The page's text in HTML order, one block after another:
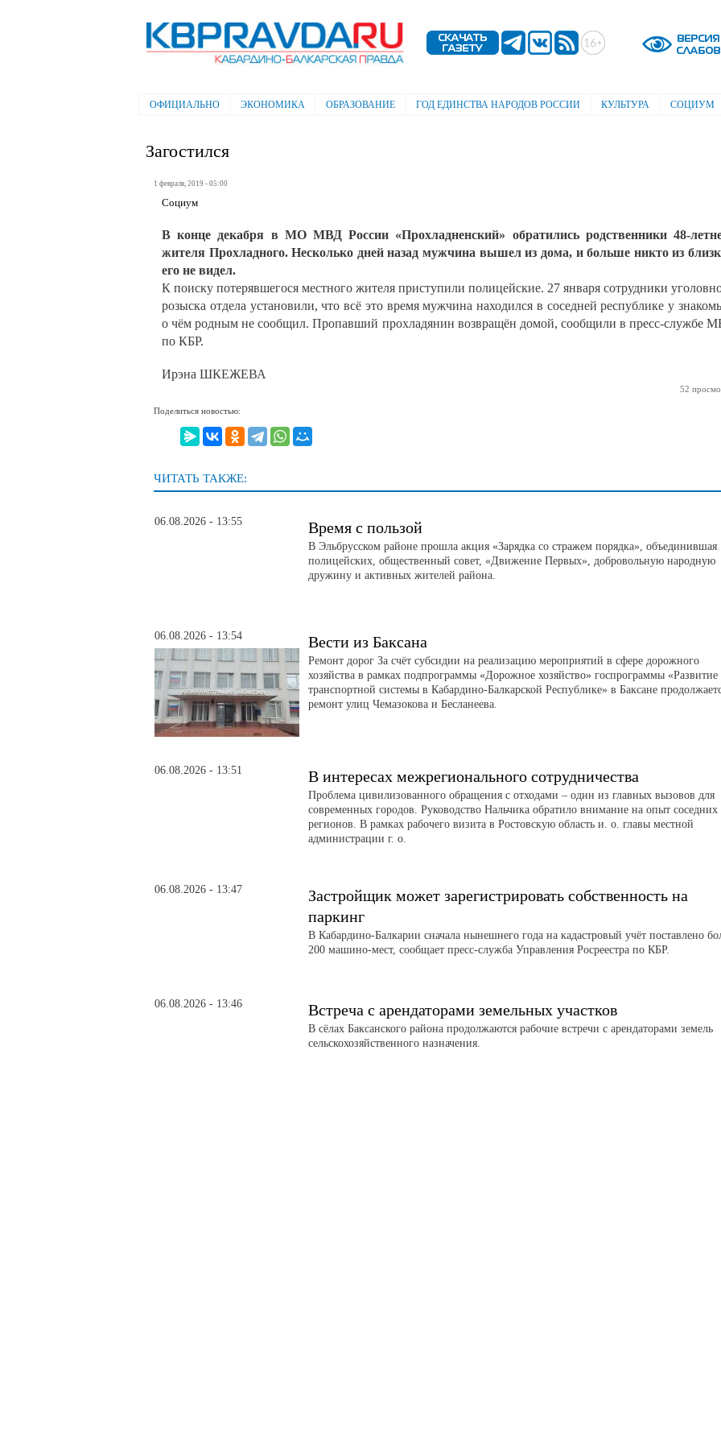
содержанию
Электронная газета "Кабардино-
Балкарская правда"
Главное меню
ОФИЦИАЛЬНО ЭКОНОМИКА ОБРАЗОВАНИЕ ГОД ЕДИНСТВА НАРОДОВ РОССИИ КУЛЬТУРА СОЦИУМ
Загостился
1 февраля, 2019 - 05:00
Социум
В конце декабря в МО МВД России «Прохладненский» обратились родственники 48-
жителя Прохладного. Несколько дней назад мужчина вышел из дома, и больше никто из
его не видел.
К поиску потерявшегося местного жителя приступили полицейские. 27 января сотрудники
розыска отдела установили, что всё это время мужчина находился в соседней республике у
о чём родным не сообщил. Пропавший прохладянин возвращён домой, сообщили в пресс-службе
по КБР.
Ирэна ШКЕЖЕВА
52
Поделиться новостью:
ЧИТАТЬ ТАКЖЕ:
06.08.2026 - 13:55 Время с пользой
В Эльбрусском районе прошла акция «Зарядка со стражем порядка», объединившая
полицейских, общественный совет, «Движение Первых», добровольную народную
дружину и активных жителей района.
06.08.2026 - 13:54 Вести из Баксана
Ремонт дорог За счёт субсидии на реализацию мероприятий в сфере дорожного
хозяйства в рамках подпрограммы «Дорожное хозяйство» госпрограммы «Развитие
транспортной системы в Кабардино-Балкарской Республике» в Баксане
ремонт улиц Чемазокова и Бесланеева.
06.08.2026 - 13:51 В интересах межрегионального сотрудничества
Проблема цивилизованного обращения с отходами – один из главных вызовов для
современных городов. Руководство Нальчика обратило внимание на опыт соседних
регионов. В рамках рабочего визита в Ростовскую область и. о. главы местной
администрации г. о.
06.08.2026 - 13:47
Застройщик может зарегистрировать собственность на
паркинг
В Кабардино-Балкарии сначала нынешнего года на кадастровый учёт поставлено
200 машино-мест, сообщает пресс-служба Управления Росреестра по КБР.
06.08.2026 - 13:46 Встреча с арендаторами земельных участков
В сёлах Баксанского района продолжаются рабочие встречи с арендаторами земель
сельскохозяйственного назначения.